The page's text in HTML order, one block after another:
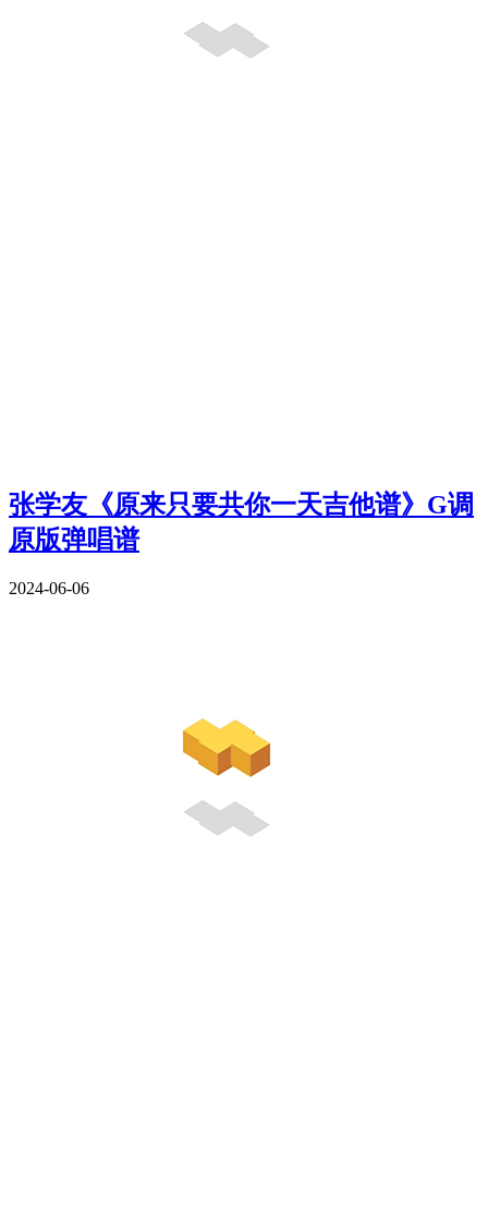
张学友《原来只要共你一天吉他谱》G调
原版弹唱谱
2024-06-06